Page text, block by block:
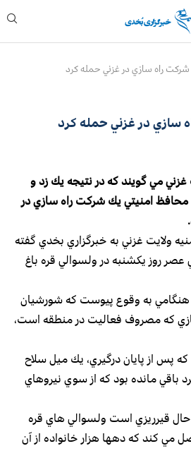
شركت راه سازي در غزني حمله كرد
سازي در غزني حمله كرد
مي گويند كه در نتيجه يك زد و
امنيتي يك شركت راه سازي در
ولايت غزني به خبرگزاري بخدي گفته
روز يكشنبه در ولسوالي قره باغ
هنگامي به وقوع پيوست كه شورشيان
كه مصروف فعاليت در منطقه است،
پس از پايان درگيري، يك ميل سلاح
باقي مانده بود كه از سوي نيروهاي
قيرريزي است ولسوالي هاي قره
مي كند كه دهها هزار خانواده از آن